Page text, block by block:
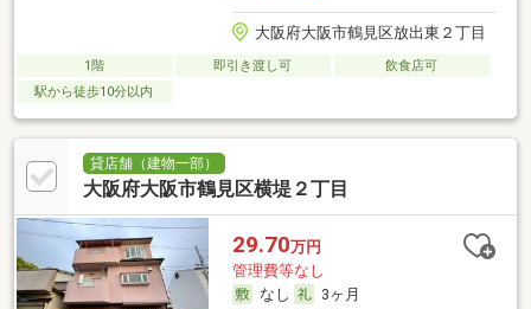
大阪府大阪市鶴見区放出東２丁目
1階 即引き渡し可
飲食店可
駅から徒歩10分以内
貸店舗（建物一部）
大阪府大阪市鶴見区横堤２丁目
29.70万円
管理費等なし
なし
3ヶ月